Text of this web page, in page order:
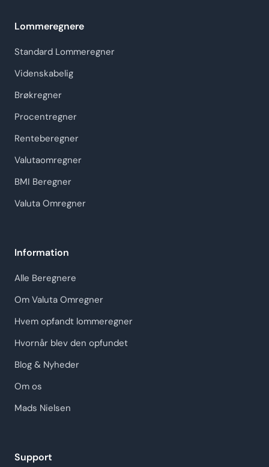
Lommeregnere
Standard Lommeregner
Videnskabelig
Brøkregner
Procentregner
Renteberegner
Valutaomregner
BMI Beregner
Valuta Omregner
Information
Alle Beregnere
Om Valuta Omregner
Hvem opfandt lommeregner
Hvornår blev den opfundet
Blog & Nyheder
Om os
Mads Nielsen
Support